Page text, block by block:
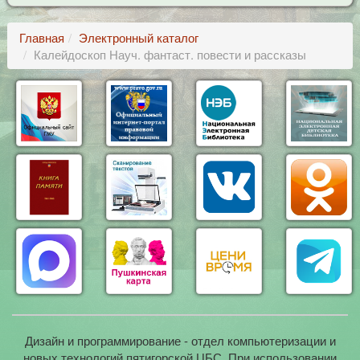
Главная
Электронный каталог
Калейдоскоп Науч. фантаст. повести и рассказы
Дизайн и программирование - отдел компьютеризации и